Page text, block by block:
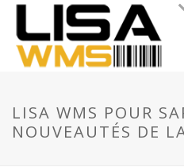
LISA WMS POUR
NOUVEAUTÉS DE